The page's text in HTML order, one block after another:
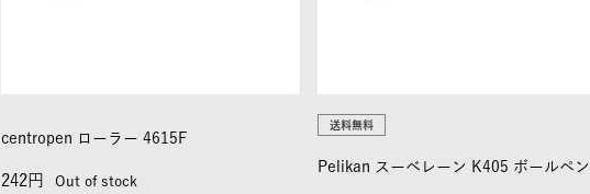
centropen ローラー 4615F
242 Out of stock
送料無料
Pelikan スーベレーン K405 ボールペン